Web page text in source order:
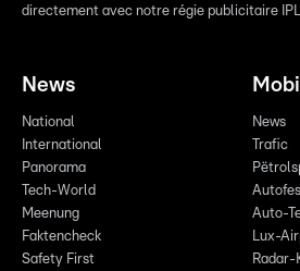
directement avec notre régie publicitaire
News
National
International
Panorama
Tech-World
Meenung
Faktencheck
Safety First
News
Trafic
Auto-
Lux-